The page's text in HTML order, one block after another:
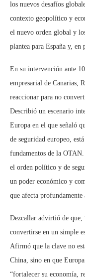
los nuevos desafíos
contexto geopolítico y
el nuevo orden global y
plantea para España y, en
En su intervención ante
empresarial de Canarias,
reaccionar para no
Describió un escenario
Europa en el que señaló
de seguridad europeo,
fundamentos de la
el orden político y de
un poder económico y
que afecta
Dezcallar advirtió de que,
convertirse en un simple
Afirmó que la clave no
China, sino en que
“fortalecer su economía,